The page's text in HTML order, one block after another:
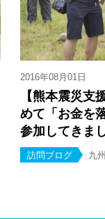
2016年08月01日
【熊本震災支
めて「お金を
参加してきま
訪問ブログ 九